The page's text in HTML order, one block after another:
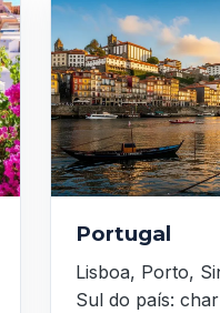
Portugal
Lisboa, Porto,
Sul do país: